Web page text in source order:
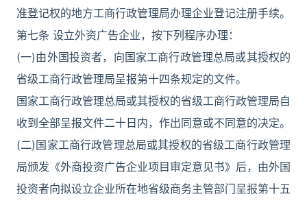
准登记权的地方工商行政管理局办理企业登记注册手续。
第七条 设立外资广告企业，按下列程序办理：
(一)由外国投资者，向国家工商行政管理总局或其授权的
省级工商行政管理局呈报第十四条规定的文件。
国家工商行政管理总局或其授权的省级工商行政管理局自
收到全部呈报文件二十日内，作出同意或不同意的决定。
(二)国家工商行政管理总局或其授权的省级工商行政管理
局颁发《外商投资广告企业项目审定意见书》后，由外国
投资者向拟设立企业所在地省级商务主管部门呈报第十五